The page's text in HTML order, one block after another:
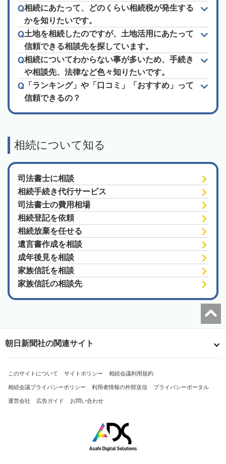
相続にあたって、どのくらい相続税が発生する
かを知りたいです。
土地を相続したのですが、土地活用にあたって
信頼できる相談先を探しています。
相続についてわからない事が多いため、手続き
や相談先、法律など色々知りたいです。
「ランキング」や「口コミ」「おすすめ」って
信頼できるの？
相続について知る
司法書士に相談
相続手続き代行サービス
司法書士の費用相場
相続登記を依頼
相続放棄を任せる
遺言書作成を相談
成年後見を相談
家族信託を相談
家族信託の相談先
朝日新聞社の関連サイト
このサイトについて サイトポリシー 相続会議利用規約
相続会議プライバシーポリシー 利用者情報の外部送信 プライバシーポータル
運営会社 広告ガイド お問い合わせ